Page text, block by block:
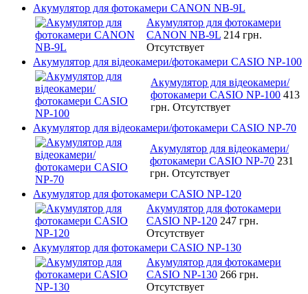
Акумулятор для фотокамери CANON NB-9L
Акумулятор для фотокамери
CANON NB-9L 214 грн.
Отсутствует
Акумулятор для відеокамери/фотокамери CASIO NP-100
Акумулятор для відеокамери/
фотокамери CASIO NP-100 413
грн. Отсутствует
Акумулятор для відеокамери/фотокамери CASIO NP-70
Акумулятор для відеокамери/
фотокамери CASIO NP-70 231
грн. Отсутствует
Акумулятор для фотокамери CASIO NP-120
Акумулятор для фотокамери
CASIO NP-120 247 грн.
Отсутствует
Акумулятор для фотокамери CASIO NP-130
Акумулятор для фотокамери
CASIO NP-130 266 грн.
Отсутствует